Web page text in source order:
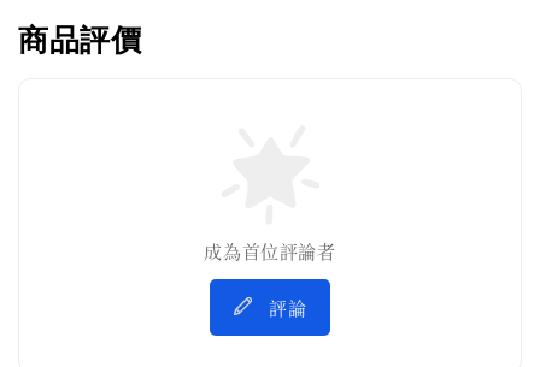
商品評價
成為首位評論者
評論